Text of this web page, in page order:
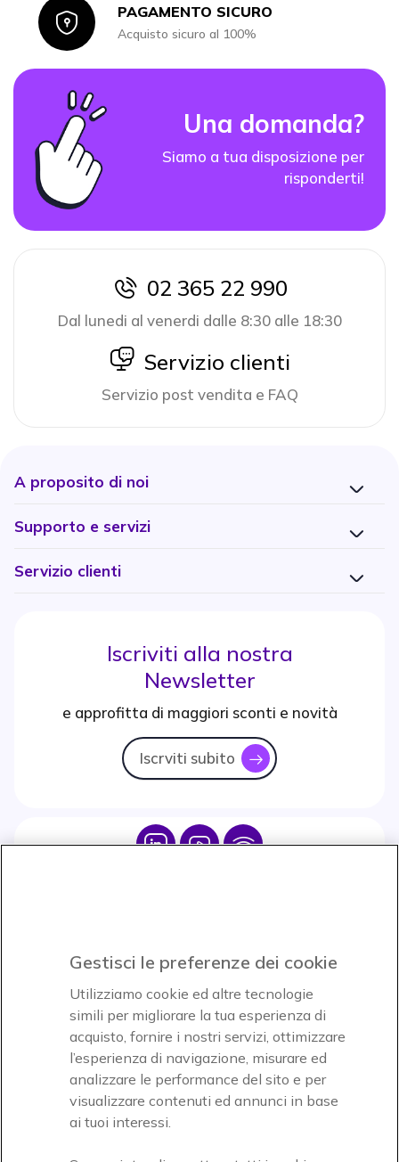
IconPAGAMENTO SICURO
Acquisto sicuro al 100%
Una domanda?
Siamo a tua disposizione per
risponderti!
icon
02 365 22 990
Dal lunedi al venerdi dalle 8:30 alle 18:30
icon
Servizio clienti
Servizio post vendita e FAQ
A proposito di noi
Supporto e servizi
Servizio clienti
Iscriviti alla nostra
Newsletter
e approfitta di maggiori sconti e novità
Iscrviti subito icon
Icon IconIcon
Accettiamo
Onedirect, azienda del gruppo INCEPT
Gestisci le preferenze dei cookie
Utilizziamo cookie ed altre tecnologie
simili per migliorare la tua esperienza di
acquisto, fornire i nostri servizi, ottimizzare
l’esperienza di navigazione, misurare ed
analizzare le performance del sito e per
visualizzare contenuti ed annunci in base
ai tuoi interessi.